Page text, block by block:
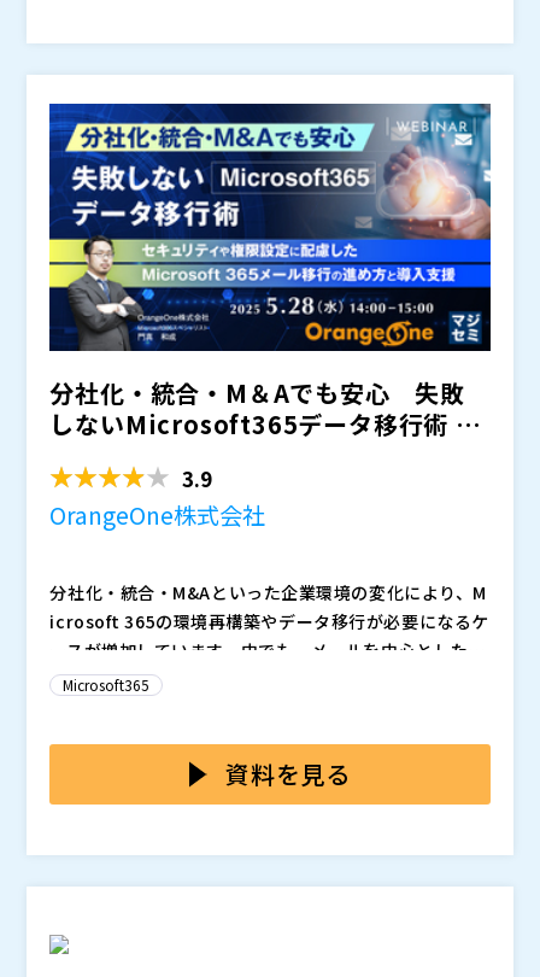
った現場の声に応える形で、をご紹介します。されて
おり、追加製品の選定なしでセキュリティ強化が可能。
しかも管理は回せます。導入企業の具体的な事例とと
もに、社内提案しやすいポイントやコスト面の納得感も
解説します。さらに、350社以上の支援実績を持つカコ
ムスの導入・構築・運用サポートについても詳しくご紹
介。製品選定から導入、運用、未利用機能の活用まで体
系化された支援メニューで、初期導入から継続運用まで
安心して任せられる点も大きな強みです。
ダイワボウ情報システム株式会社（）
株式会社オープンソース活用研究所（）
マジセミ株式会社（）
※共催、協賛、協力、講演企業は将来的に追加、削除さ
れる可能性があります。
分社化・統合・M＆Aでも安心 失敗
しないMicrosoft365データ移行術 ～
3.9
OrangeOne株式会社
分社化・統合・M&Aといった企業環境の変化により、M
icrosoft 365の環境再構築やデータ移行が必要になるケ
ースが増加しています。中でも、メールを中心とした基
盤の見直しは業務継続に直結する重要テーマです。Exc
化といった背景も重なり、抜本的な環境整備が求められ
Microsoft 365やExchange Onlineへの移行には、メ
e WorkspaceやMicrosoft 365間、オンプレミス環境
からの移行では、ドメイン設定や容量見積もり、権限の
ながることも。限られた情シス体制で、これらのリスク
にどう対応するかが重要です。
本セミナーでは、Microsoft 365およびExchange Onli
neのメール・データ移行に強みを持つOrangeOneが、
準備・実行フェーズのポイントをわかりやすく解説しま
す。 Google Workspaceからの移行におけるラベル構
対処法に加え、Microsoft 365間のテナント移行で起こ
株式会社オープンソース活用研究所（
Microsoft365
資料を見る